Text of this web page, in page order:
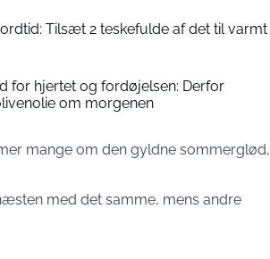
Tilsæt 2 teskefulde af det til varmt
for hjertet og fordøjelsen: Derfor
om morgenen
mange om den gyldne sommerglød,
med det samme, mens andre